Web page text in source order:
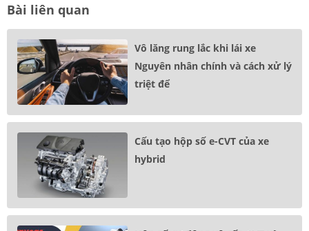
Bài liên quan
Vô lăng rung lắc khi lái xe
Nguyên nhân chính và cách xử lý
triệt để
Cấu tạo hộp số e-CVT của xe
hybrid